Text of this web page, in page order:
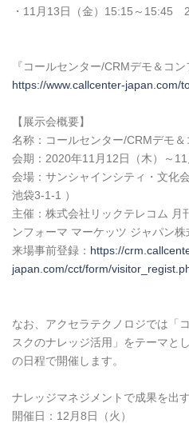
・11月13日（金）15:15～15:45
『コールセンター/CRMデモ＆コ
https://www.callcenter-japan.com/
【展示会概要】
名称：コールセンター/CRMデモ
会期：2020年11月12日（木）～
会場：サンシャインシティ・文化
池袋3-1-1 ）
主催：株式会社リックテレコム 月
ンフォーマ マーケッツ ジャパン株
来場事前登録： https://
japan.com/cct/form/
なお、アクセラテクノロジでは「
スクのナレッジ活用」をテーマと
の日程で開催します。
ナレッジマネジメントで成果を出
開催日：12月8日（火）